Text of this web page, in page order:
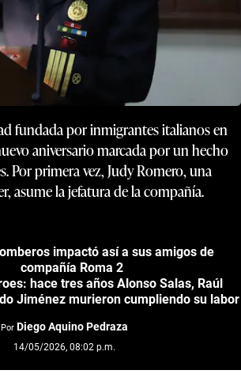
fundada por inmigrantes italianos en
aniversario marcada por un hecho
Por primera vez, Judy Romero, una
asume la jefatura de la compañía.
impactó así a sus amigos de
compañía Roma 2
hace tres años Alonso Salas, Raúl
Jiménez murieron cumpliendo su labor
Por Diego Aquino Pedraza
14/05/2026, 08:02 p.m.